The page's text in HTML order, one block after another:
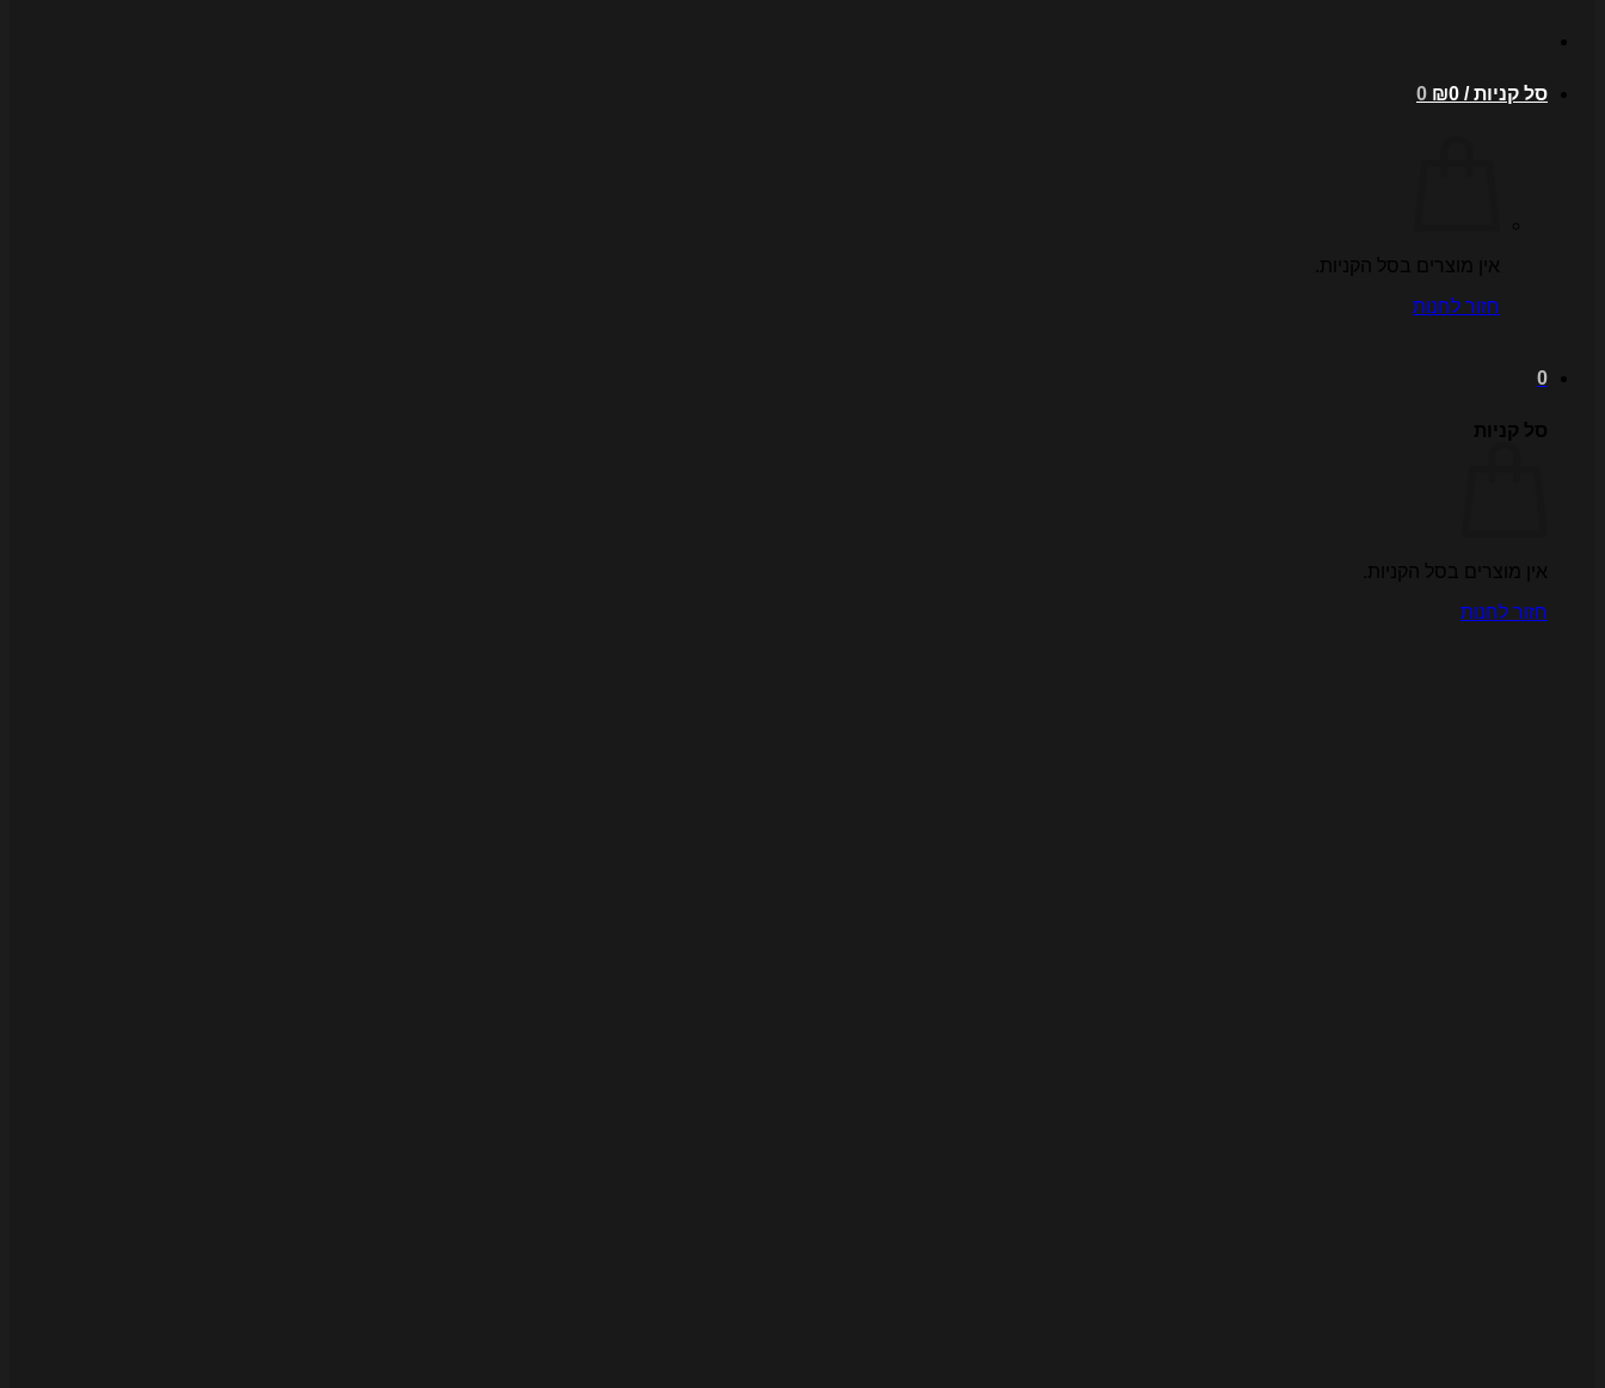
סל קניות / ₪0
0
אין מוצרים בסל הקניות.
חזור לחנות
0
סל קניות
אין מוצרים בסל הקניות.
חזור לחנות